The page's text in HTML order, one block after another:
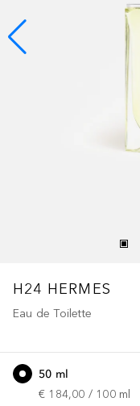
H24 HERMES
Eau de Toilette
50 ml
€ 184,00 / 100 ml